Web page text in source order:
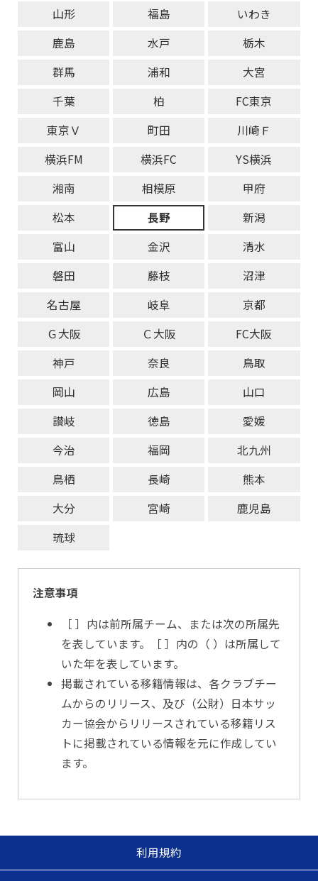
山形
福島
いわき
鹿島
水戸
栃木
群馬
浦和
大宮
千葉
柏
FC東京
東京Ｖ
町田
川崎Ｆ
横浜FM
横浜FC
YS横浜
湘南
相模原
甲府
松本
長野
新潟
富山
金沢
清水
磐田
藤枝
沼津
名古屋
岐阜
京都
Ｇ大阪
Ｃ大阪
FC大阪
神戸
奈良
鳥取
岡山
広島
山口
讃岐
徳島
愛媛
今治
福岡
北九州
鳥栖
長崎
熊本
大分
宮崎
鹿児島
琉球
注意事項
［ ］内は前所属チーム、または次の所属先
を表しています。［ ］内の（ ）は所属して
いた年を表しています。
掲載されている移籍情報は、各クラブチー
ムからのリリース、及び（公財）日本サッ
カー協会からリリースされている移籍リス
トに掲載されている情報を元に作成してい
ます。
利用規約